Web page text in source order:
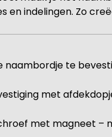
indelingen. Zo
naambordje te
met
met magneet –